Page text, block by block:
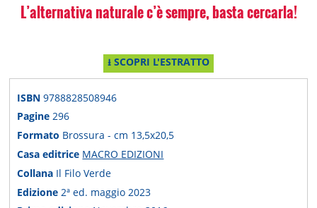
L’alternativa naturale c’è sempre, basta cercarla!
⭳ SCOPRI L'ESTRATTO
ISBN9788828508946
Pagine296
Formato Brossura - cm 13,5x20,5
Casa editrice MACRO EDIZIONI
Collana Il Filo Verde
Edizione 2ª ed. maggio 2023